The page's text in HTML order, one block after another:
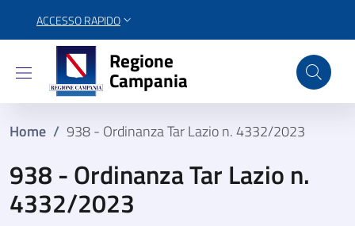
ACCESSO RAPIDO
Regione Campania
Regione
Campania
Home / 938 - Ordinanza Tar Lazio n. 4332/2023
938 - Ordinanza Tar Lazio n.
4332/2023